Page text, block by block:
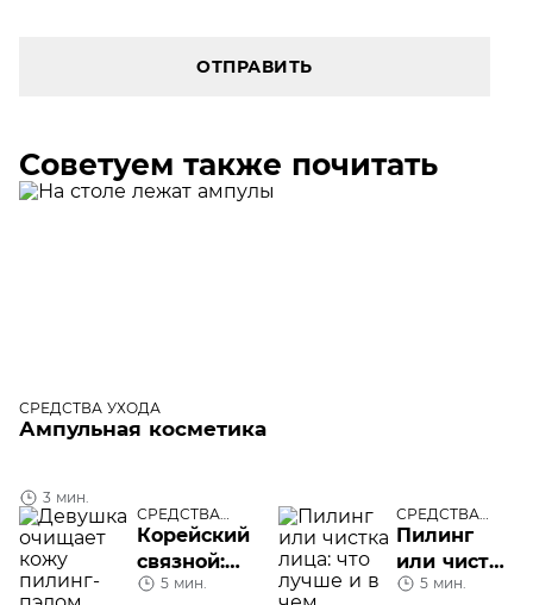
ОТПРАВИТЬ
Советуем также почитать
СРЕДСТВА УХОДА
Ампульная косметика
3 мин.
СРЕДСТВА
УХОДА
Корейский
связной:
все, что
5 мин.
СРЕДСТВА
УХОДА
Пилинг
или чистка
лица: что
5 мин.